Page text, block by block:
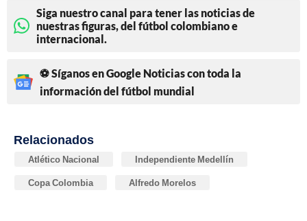
Siga nuestro canal para tener las noticias de
nuestras figuras, del fútbol colombiano e
internacional.
⚽ Síganos en Google Noticias con toda la
información del fútbol mundial
Relacionados
Atlético Nacional Independiente Medellín
Copa Colombia Alfredo Morelos